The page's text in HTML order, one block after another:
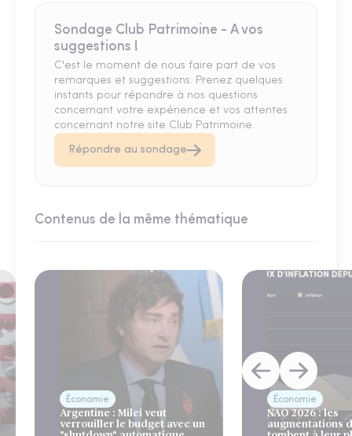
Sondage Club Patrimoine - A vos
suggestions !
C'est le moment de nous faire part de vos
remarques et suggestions. Prenez quelques
instants pour répondre à nos questions
concernant votre expérience et vos attentes
concernant notre site Club Patrimoine.
Répondre au sondage
Contenus de la même thématique
Économie
Argentine : Milei veut
verrouiller le budget avec un
Économie
NAO 2026 : les
augmentations